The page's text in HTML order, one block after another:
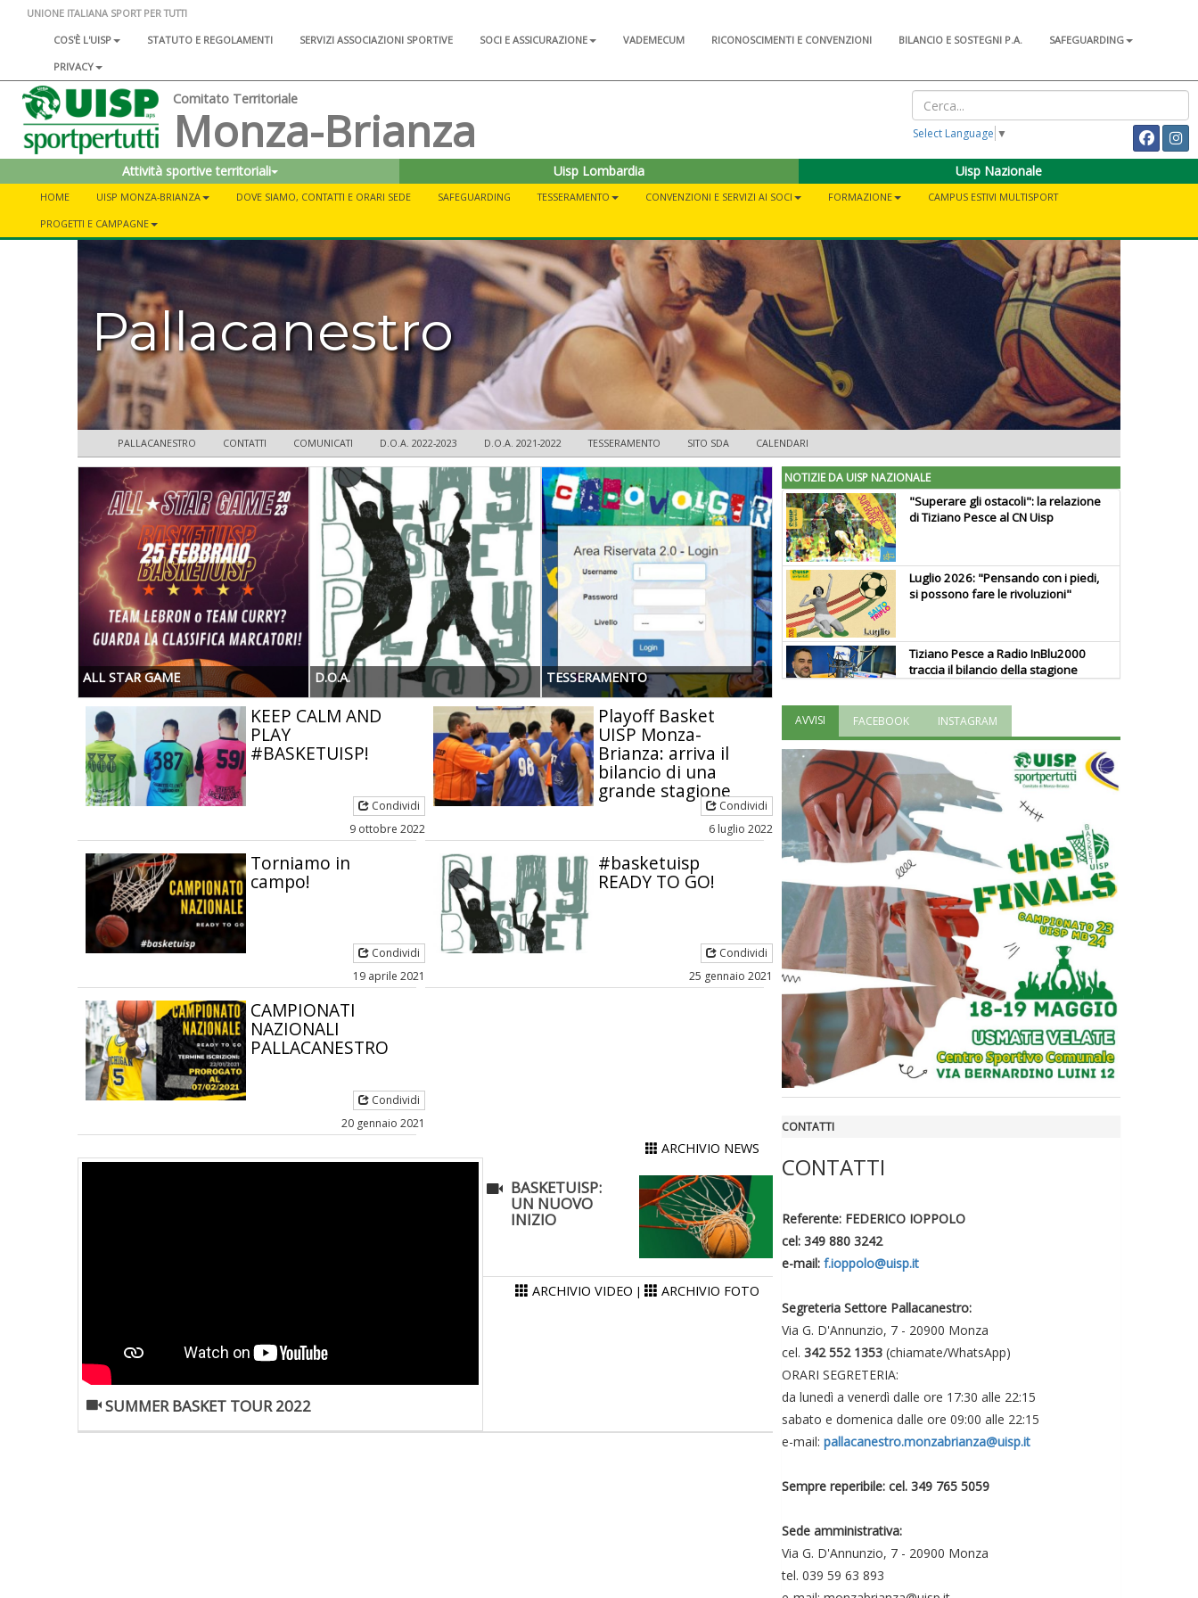
UNIONE ITALIANA SPORT PER TUTTI
COS'È L'UISP
STATUTO E REGOLAMENTI SERVIZI ASSOCIAZIONI SPORTIVE SOCI E ASSICURAZIONE VADEMECUM RICONOSCIMENTI E CONVENZIONI BILANCIO E SOSTEGNI P.A.
SAFEGUARDING
PRIVACY
Comitato Territoriale
Monza-Brianza Select Language ▼
Attività sportive territoriali Uisp Lombardia Uisp Nazionale
HOME UISP MONZA-BRIANZA DOVE SIAMO, CONTATTI E ORARI SEDE SAFEGUARDING TESSERAMENTO CONVENZIONI E SERVIZI AI SOCI FORMAZIONE
CAMPUS ESTIVI MULTISPORT
PROGETTI E CAMPAGNE
Pallacanestro
PALLACANESTRO CONTATTI COMUNICATI D.O.A. 2022-2023 D.O.A. 2021-2022 TESSERAMENTO SITO SDA CALENDARI
ALL STAR GAME D.O.A. TESSERAMENTO
KEEP CALM AND
PLAY
#BASKETUISP!
Condividi
9 ottobre 2022
Playoff Basket
UISP Monza-
Brianza: arriva il
bilancio di una
grande stagione
Condividi
6 luglio 2022
Torniamo in
campo!
Condividi
19 aprile 2021
#basketuisp
READY TO GO!
Condividi
25 gennaio 2021
CAMPIONATI
NAZIONALI
PALLACANESTRO
Condividi
20 gennaio 2021
ARCHIVIO NEWS
SUMMER BASKET TOUR 2022
BASKETUISP:
UN NUOVO
INIZIO
ARCHIVIO VIDEO | ARCHIVIO FOTO
NOTIZIE DA UISP NAZIONALE
"Superare gli ostacoli": la relazione
di Tiziano Pesce al CN Uisp
Luglio 2026: "Pensando con i piedi,
si possono fare le rivoluzioni"
Tiziano Pesce a Radio InBlu2000
traccia il bilancio della stagione
La formazione Uisp rallenta ma
prosegue anche in estate
Tiziano Pesce nel Cda di
Fondazione Terzjus: prima riunione
a Roma
AVVISI FACEBOOK INSTAGRAM
CONTATTI
CONTATTI
Referente: FEDERICO IOPPOLO
cel: 349 880 3242
e-mail: f.ioppolo@uisp.it
Segreteria Settore Pallacanestro:
Via G. D'Annunzio, 7 - 20900 Monza
cel. 342 552 1353 (chiamate/WhatsApp)
ORARI SEGRETERIA:
da lunedì a venerdì dalle ore 17:30 alle 22:15
sabato e domenica dalle ore 09:00 alle 22:15
e-mail: pallacanestro.monzabrianza@uisp.it
Sempre reperibile: cel. 349 765 5059
Sede amministrativa:
Via G. D'Annunzio, 7 - 20900 Monza
tel. 039 59 63 893